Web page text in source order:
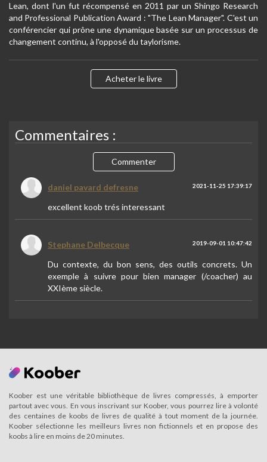
Lean, dont l'un fut récompensé en 2011 par un Shingo Research
and Professional Publication Award : "The Lean Manager". C'est un
conférencier qui prône une dynamique basée sur un processus de
changement continu, à l'opposé du taylorisme.
Acheter le livre
Commentaires :
Commenter
daniel pavard defresne 2021-11-25 17:39:17
excellent koob trés interessant
Stephane Delbecque 2019-09-01 10:47:42
Du contexte, du bon sens, des outils concrets. Un
exemple à suivre pour bien manager (/coacher) au
XXIème siècle.
Koober est une véritable bibliothèque de livres compressés, à emporter
partout avec vous. En vous inscrivant sur Koober, vous pourrez lire à volonté
des centaines de koobs de livres de qualité à tout moment de la journée.
Koober sélectionne les meilleurs livres non fictionnels et en propose des
koobs à lire en moins de 20 minutes.